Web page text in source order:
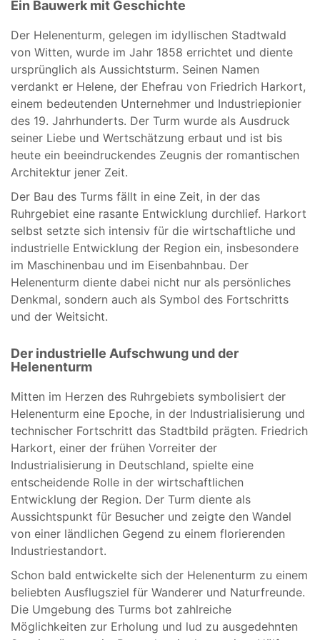
Ein Bauwerk mit Geschichte
Der Helenenturm, gelegen im idyllischen Stadtwald
von Witten, wurde im Jahr 1858 errichtet und diente
ursprünglich als Aussichtsturm. Seinen Namen
verdankt er Helene, der Ehefrau von Friedrich Harkort,
einem bedeutenden Unternehmer und Industriepionier
des 19. Jahrhunderts. Der Turm wurde als Ausdruck
seiner Liebe und Wertschätzung erbaut und ist bis
heute ein beeindruckendes Zeugnis der romantischen
Architektur jener Zeit.
Der Bau des Turms fällt in eine Zeit, in der das
Ruhrgebiet eine rasante Entwicklung durchlief. Harkort
selbst setzte sich intensiv für die wirtschaftliche und
industrielle Entwicklung der Region ein, insbesondere
im Maschinenbau und im Eisenbahnbau. Der
Helenenturm diente dabei nicht nur als persönliches
Denkmal, sondern auch als Symbol des Fortschritts
und der Weitsicht.
Der industrielle Aufschwung und der
Helenenturm
Mitten im Herzen des Ruhrgebiets symbolisiert der
Helenenturm eine Epoche, in der Industrialisierung und
technischer Fortschritt das Stadtbild prägten. Friedrich
Harkort, einer der frühen Vorreiter der
Industrialisierung in Deutschland, spielte eine
entscheidende Rolle in der wirtschaftlichen
Entwicklung der Region. Der Turm diente als
Aussichtspunkt für Besucher und zeigte den Wandel
von einer ländlichen Gegend zu einem florierenden
Industriestandort.
Schon bald entwickelte sich der Helenenturm zu einem
beliebten Ausflugsziel für Wanderer und Naturfreunde.
Die Umgebung des Turms bot zahlreiche
Möglichkeiten zur Erholung und lud zu ausgedehnten